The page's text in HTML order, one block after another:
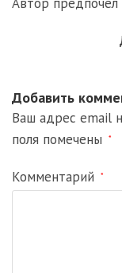
Добавить
Ваш адрес email
поля помечены
*
Комментарий *